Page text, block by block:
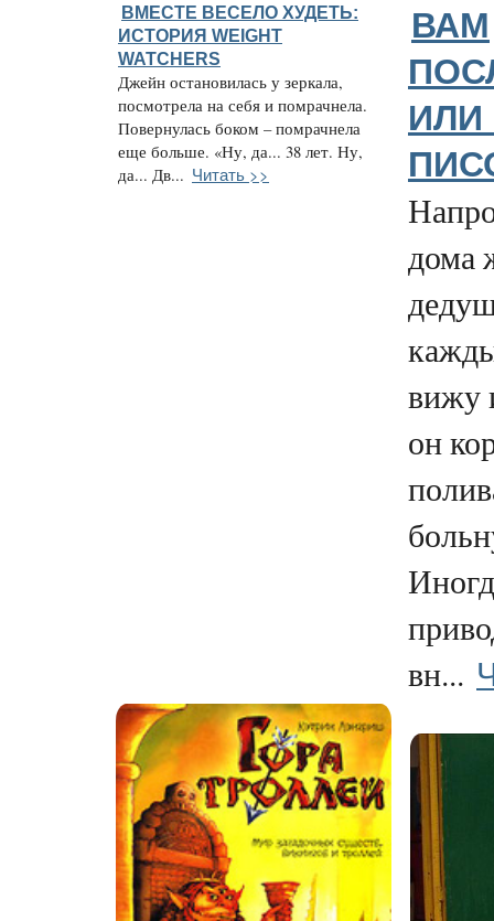
ВМЕСТЕ ВЕСЕЛО ХУДЕТЬ:
ИСТОРИЯ WEIGHT
WATCHERS
Джейн остановилась у зеркала,
посмотрела на себя и помрачнела.
Повернулась боком – помрачнела
еще больше. «Ну, да... 38 лет. Ну,
да... Дв... Читать >>
ВАМ
дома
вижу
он
вн...